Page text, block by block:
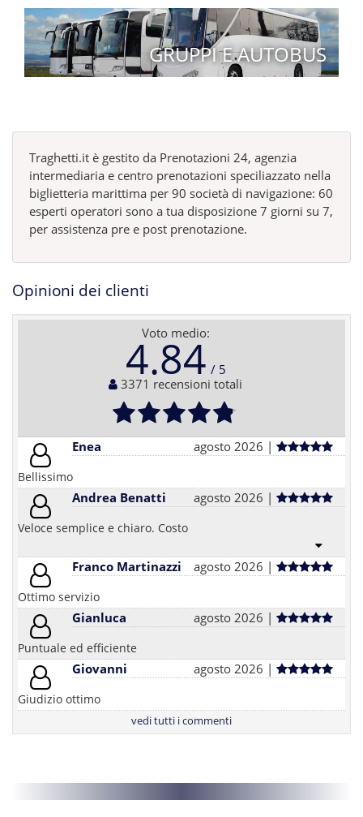
GRUPPI E AUTOBUS
Traghetti.it è gestito da Prenotazioni 24, agenzia
intermediaria e centro prenotazioni speciliazzato nella
biglietteria marittima per 90 società di navigazione: 60
esperti operatori sono a tua disposizione 7 giorni su 7,
per assistenza pre e post prenotazione.
Opinioni dei clienti
Voto medio:
4.84
3371 recensioni totali
Enea agosto 2026 |
Bellissimo
Andrea Benatti agosto 2026 |
Veloce semplice e chiaro. Costo
Franco Martinazzi agosto 2026 |
Ottimo servizio
Gianluca agosto 2026 |
Puntuale ed efficiente
Giovanni agosto 2026 |
Giudizio ottimo
vedi tutti i commenti